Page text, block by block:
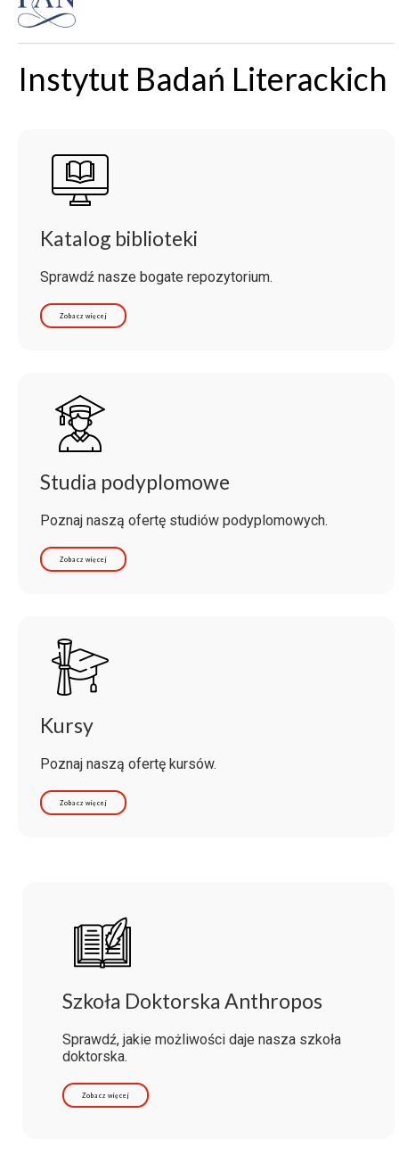
Instytut Badań Literackich
Katalog biblioteki
Sprawdź nasze bogate repozytorium.
Zobacz więcej
Studia podyplomowe
Poznaj naszą ofertę studiów podyplomowych.
Zobacz więcej
Kursy
Poznaj naszą ofertę kursów.
Zobacz więcej
Szkoła Doktorska Anthropos
Sprawdź, jakie możliwości daje nasza szkoła
doktorska.
Zobacz więcej